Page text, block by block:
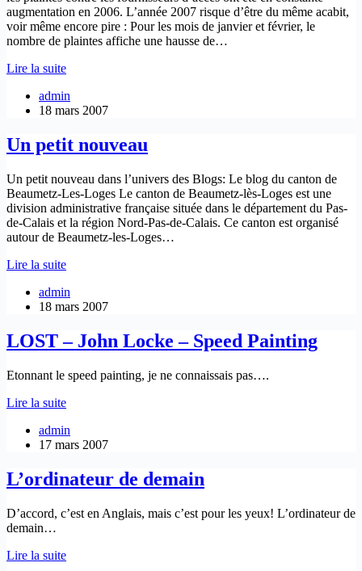
augmentation en 2006. L’année 2007 risque d’être du même acabit,
voir même encore pire : Pour les mois de janvier et février, le
nombre de plaintes affiche une hausse de…
Lire la suiteInsatisfaction
admin
18 mars 2007
Un petit nouveau
Un petit nouveau dans l’univers des Blogs: Le blog du canton de
Beaumetz-Les-Loges Le canton de Beaumetz-lès-Loges est une
division administrative française située dans le département du Pas-
de-Calais et la région Nord-Pas-de-Calais. Ce canton est organisé
autour de Beaumetz-les-Loges…
Lire la suiteUn
nouveau
admin
18 mars 2007
LOST – John Locke – Speed Painting
Etonnant le speed painting, je ne connaissais pas….
Lire la suiteLOST
John
Locke
Speed
Painting
admin
17 mars 2007
L’ordinateur de demain
D’accord, c’est en Anglais, mais c’est pour les yeux! L’ordinateur de
demain…
Lire la suiteL’ordinateur